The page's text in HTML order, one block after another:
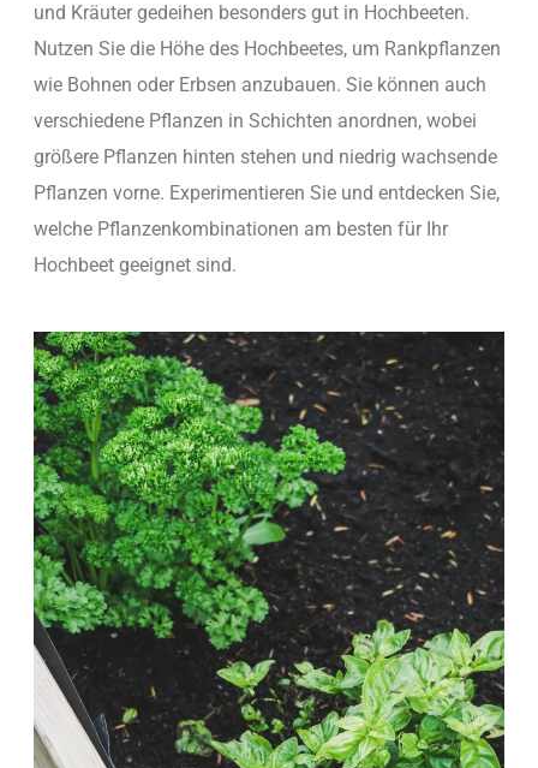
und Kräuter gedeihen besonders gut in Hochbeeten.
Nutzen Sie die Höhe des Hochbeetes, um Rankpflanzen
wie Bohnen oder Erbsen anzubauen. Sie können auch
verschiedene Pflanzen in Schichten anordnen, wobei
größere Pflanzen hinten stehen und niedrig wachsende
Pflanzen vorne. Experimentieren Sie und entdecken Sie,
welche Pflanzenkombinationen am besten für Ihr
Hochbeet geeignet sind.